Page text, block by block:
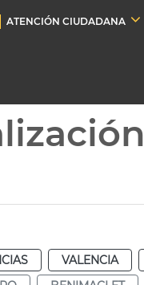
ATENCIÓN CIUDADANA
VALENCIA